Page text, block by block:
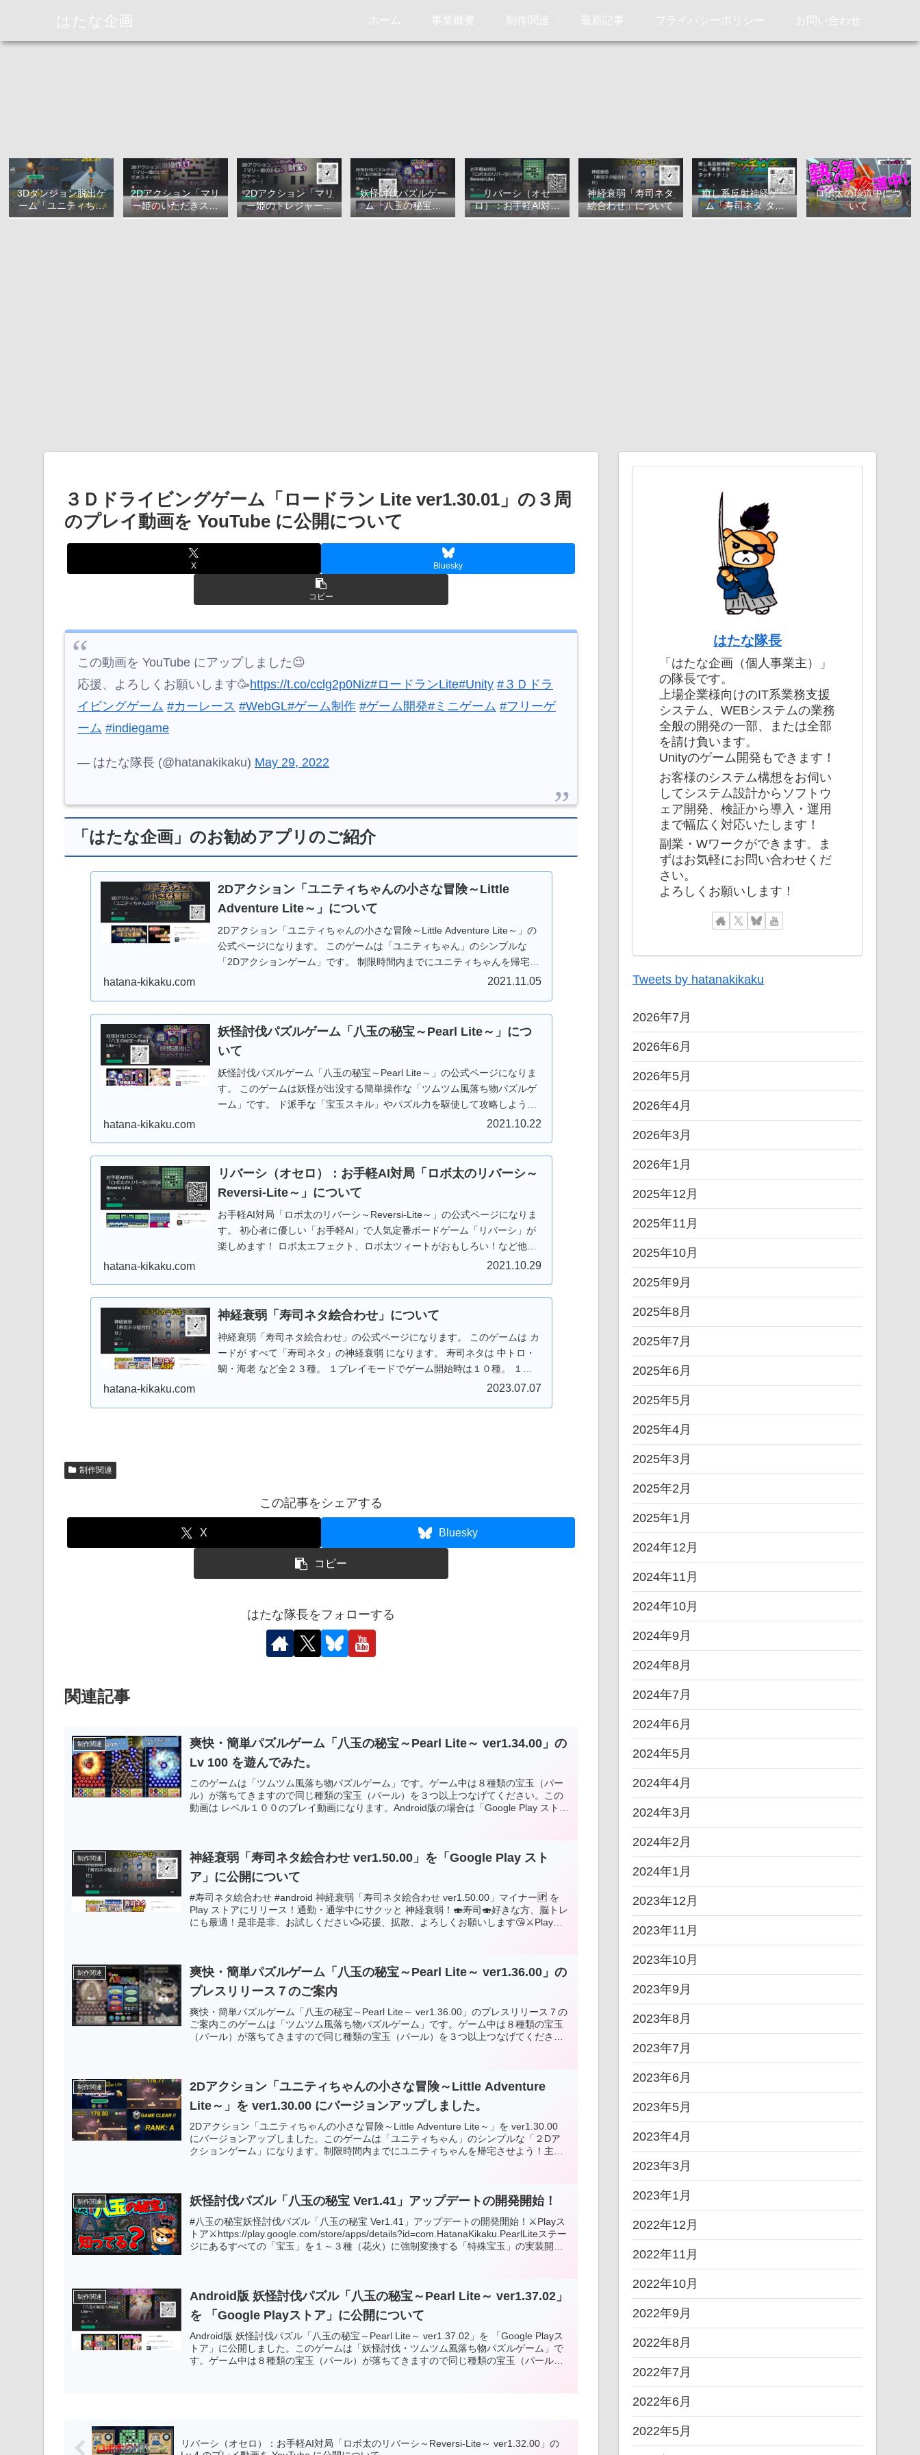
はたな企画 ホーム 事業概要 制作関連 最新記事 プライバシーポリシー お問い合わせ
3Dダンジョン脱出ゲ
ーム「ユニティちゃ
んラビリンス Lite」
2Dアクション「マリ
ー姫のいただきスイ
ーツ」について
2Dアクション「マリ
ー姫のトレジャー・
ハンター」について
妖怪討伐パズルゲー
ム「八玉の秘宝～
Pearl Lite～」につい
リバーシ（オセ
ロ）：お手軽AI対局
「ロボ太のリバーシ
神経衰弱「寿司ネタ
絵合わせ」について
癒し系反射神経ゲー
ム「寿司ネタ タッ
チ・チ！」
ロボ太の珍道中につ
いて
３Ｄドライビングゲーム「ロードラン Lite ver1.30.01」の３周
のプレイ動画を YouTube に公開について
X Bluesky
コピー
この動画を YouTube にアップしました😉
応援、よろしくお願いします🥳https://t.co/cclg2p0Niz#ロードランLite#Unity #３Ｄドラ
イビングゲーム #カーレース #WebGL#ゲーム制作 #ゲーム開発#ミニゲーム #フリーゲ
ーム #indiegame
— はたな隊長 (@hatanakikaku) May 29, 2022
「はたな企画」のお勧めアプリのご紹介
2Dアクション「ユニティちゃんの小さな冒険～Little
Adventure Lite～」について
2Dアクション「ユニティちゃんの小さな冒険～Little Adventure Lite～」の
公式ページになります。 このゲームは「ユニティちゃん」のシンプルな
「2Dアクションゲーム」です。 制限時間内までにユニティちゃんを帰宅さ
せよう！ 道中には「ウニ？」「オポッサム」「大鷲」などのモンスターが
テージ３までダウンロードなしでＰＣのブラウザで遊べます。 もちろんフ
リーソフトです。応援、よろしくお願いします。
hatana-kikaku.com 2021.11.05
妖怪討伐パズルゲーム「八玉の秘宝～Pearl Lite～」につ
いて
妖怪討伐パズルゲーム「八玉の秘宝～Pearl Lite～」の公式ページになりま
す。 このゲームは妖怪が出没する簡単操作な「ツムツム風落ち物パズルゲ
ーム」です。 ド派手な「宝玉スキル」やパズル力を駆使して攻略しよう！
すき間時間にサックと遊べますので 是非是非、お試しください。 ゲーム中
す。時限爆弾はタップすることで手動で爆発させることもできます。 さら
に時限爆弾が爆発すると近くにある時限爆弾も連鎖爆発します。 宝玉の他
に特殊宝玉（２～３色変換）、跳玉（パンチ）、妖玉があります。 「宝玉
スキル：焔」は超強力！！発動すると同じ色の「宝玉」をまとめて消しま
す。 Android版は「Google Play ストア」からダウンロードしてから遊ぶこ
とができます。 Web版はダウンロードなしでＰＣのブラウザで遊ぶことが
できます。 もちろんフリーソフトです。応援、よろしくお願いします。
hatana-kikaku.com 2021.10.22
リバーシ（オセロ）：お手軽AI対局「ロボ太のリバーシ～
Reversi-Lite～」について
お手軽AI対局「ロボ太のリバーシ～Reversi-Lite～」の公式ページになりま
す。 初心者に優しい「お手軽AI」で人気定番ボードゲーム「リバーシ」が
楽しめます！ ロボ太エフェクト、ロボ太ツィートがおもしろい！など他の
リバーシにはない要素あり！ あなたを飽きさせません！ 通勤・通学中にサ
シ大好き妖精（シンシア）」が降臨します！ 今後も改良を加えて「ロボ太-
AI」を強化！上級者でも満足できるレベルに調整しようと思っています。
Android版の場合は「Google Play ストア」からダウンロードしてから遊ぶ
ことができます。 Web版の場合はダウンロードなしでＰＣのブラウザで遊
ぶことができます。 もちろんフリーソフトです。応援、よろしくお願いし
hatana-kikaku.com 2021.10.29
神経衰弱「寿司ネタ絵合わせ」について
神経衰弱「寿司ネタ絵合わせ」の公式ページになります。 このゲームは カ
ードが すべて「寿司ネタ」の神経衰弱 になります。 寿司ネタは 中トロ・
鯛・海老 など全２３種。 １プレイモードでゲーム開始時は１０種。 １０
ステージクリア毎に １枚ずつネタカードを追加！！（最大：１３０ステー
版の場合は「Google Play ストア」からダウンロードしてから遊ぶことがで
きます。 Web版の場合はダウンロードなしでＰＣのブラウザで遊ぶことが
できます。 もちろんフリーソフトです。応援、よろしくお願いします。
hatana-kikaku.com 2023.07.07
制作関連
この記事をシェアする
X Bluesky
コピー
はたな隊長をフォローする
関連記事
制作関連
爽快・簡単パズルゲーム「八玉の秘宝～Pearl Lite～ ver1.34.00」の
Lv 100 を遊んでみた。
このゲームは「ツムツム風落ち物パズルゲーム」です。ゲーム中は８種類の宝玉（パー
ル）が落ちてきますので同じ種類の宝玉（パール）を３つ以上つなげてください。この
動画は レベル１００のプレイ動画になります。Android版の場合は「Google Play スト
制作関連
神経衰弱「寿司ネタ絵合わせ ver1.50.00」を「Google Play スト
ア」に公開について
#寿司ネタ絵合わせ #android 神経衰弱「寿司ネタ絵合わせ ver1.50.00」マイナー🆙 を
Play ストアにリリース！通勤・通学中にサクッと 神経衰弱！🍣寿司🍣好きな方、脳トレ
にも最適！是非是非、お試しください🥳応援、拡散、よろしくお願いします😘⚔Playス
制作関連
爽快・簡単パズルゲーム「八玉の秘宝～Pearl Lite～ ver1.36.00」の
プレスリリース７のご案内
爽快・簡単パズルゲーム「八玉の秘宝～Pearl Lite～ ver1.36.00」のプレスリリース７の
ご案内このゲームは「ツムツム風落ち物パズルゲーム」です。ゲーム中は８種類の宝玉
（パール）が落ちてきますので同じ種類の宝玉（パール）を３つ以上つなげてくださ
願いします。
制作関連
2Dアクション「ユニティちゃんの小さな冒険～Little Adventure
Lite～」を ver1.30.00 にバージョンアップしました。
2Dアクション「ユニティちゃんの小さな冒険～Little Adventure Lite～」を ver1.30.00
にバージョンアップしました。このゲームは「ユニティちゃん」のシンプルな「２Dア
クションゲーム」になります。制限時間内までにユニティちゃんを帰宅させよう！主な
制作関連 妖怪討伐パズル「八玉の秘宝 Ver1.41」アップデートの開発開始！
#八玉の秘宝妖怪討伐パズル「八玉の秘宝 Ver1.41」アップデートの開発開始！⚔Playス
トア⚔https://play.google.com/store/apps/details?id=com.HatanaKikaku.PearlLiteステー
ジにあるすべての「宝玉」を１～３種（花火）に強制変換する「特殊宝玉」の実装開
制作関連
Android版 妖怪討伐パズル「八玉の秘宝～Pearl Lite～ ver1.37.02」
を 「Google Playストア」に公開について
Android版 妖怪討伐パズル「八玉の秘宝～Pearl Lite～ ver1.37.02」を 「Google Playス
トア」に公開しました。このゲームは「妖怪討伐・ツムツム風落ち物パズルゲーム」で
す。ゲーム中は８種類の宝玉（パール）が落ちてきますので同じ種類の宝玉（パール）
リバーシ（オセロ）：お手軽AI対局「ロボ太のリバーシ～Reversi-Lite～ ver1.32.00」の
はたな隊長
「はたな企画（個人事業主）」
の隊長です。
上場企業様向けのIT系業務支援
システム、WEBシステムの業務
全般の開発の一部、または全部
を請け負います。
Unityのゲーム開発もできます！
お客様のシステム構想をお伺い
してシステム設計からソフトウ
ェア開発、検証から導入・運用
まで幅広く対応いたします！
副業・Wワークができます。ま
ずはお気軽にお問い合わせくだ
さい。
よろしくお願いします！
Tweets by hatanakikaku
2026年7月
2026年6月
2026年5月
2026年4月
2026年3月
2026年1月
2025年12月
2025年11月
2025年10月
2025年9月
2025年8月
2025年7月
2025年6月
2025年5月
2025年4月
2025年3月
2025年2月
2025年1月
2024年12月
2024年11月
2024年10月
2024年9月
2024年8月
2024年7月
2024年6月
2024年5月
2024年4月
2024年3月
2024年2月
2024年1月
2023年12月
2023年11月
2023年10月
2023年9月
2023年8月
2023年7月
2023年6月
2023年5月
2023年4月
2023年3月
2023年1月
2022年12月
2022年11月
2022年10月
2022年9月
2022年8月
2022年7月
2022年6月
2022年5月